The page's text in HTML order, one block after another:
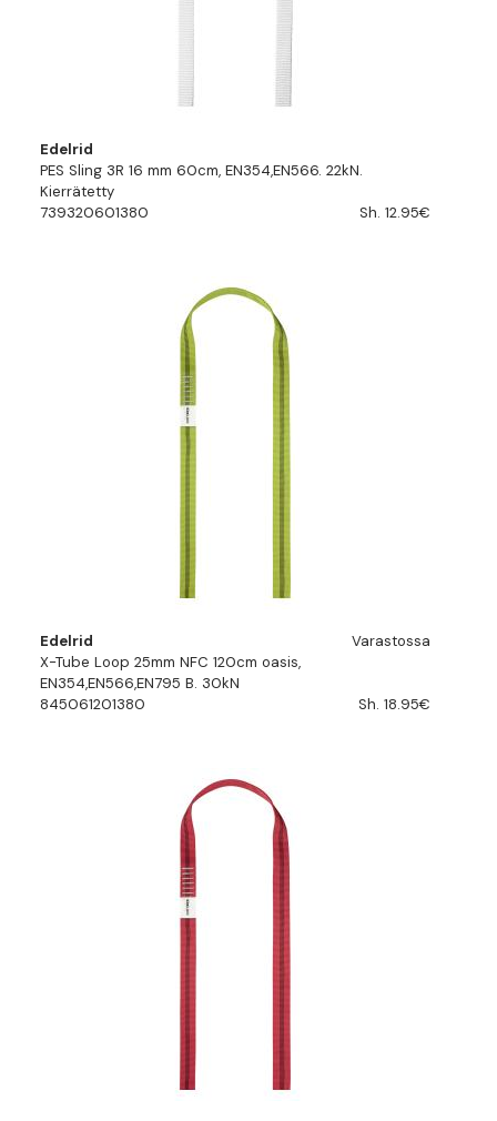
Edelrid
PES Sling 3R 16 mm 60cm, EN354,EN566. 22kN.
Kierrätetty
739320601380
Sh. 12.95€
Edelrid
Varastossa
X-Tube Loop 25mm NFC 120cm oasis,
EN354,EN566,EN795 B. 30kN
845061201380
Sh. 18.95€